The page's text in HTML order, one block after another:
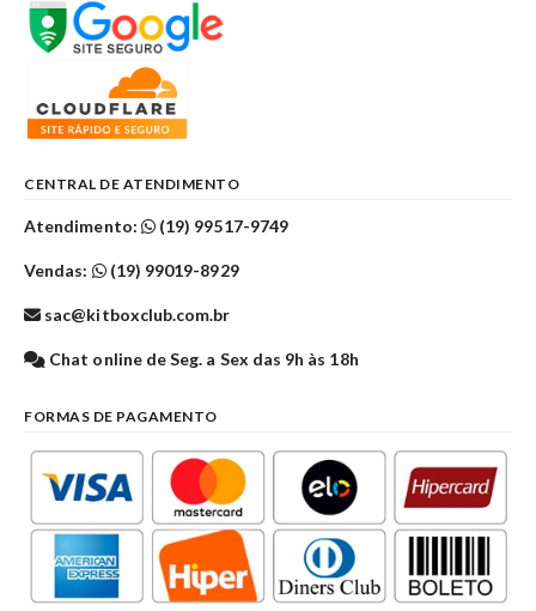
CENTRAL DE ATENDIMENTO
Atendimento: (19) 99517-9749
Vendas: (19) 99019-8929
sac@kitboxclub.com.br
Chat online de Seg. a Sex das 9h às 18h
FORMAS DE PAGAMENTO